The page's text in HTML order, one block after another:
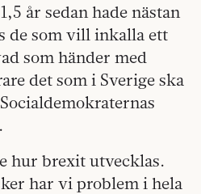
år sedan hade nästan
de som vill inkalla ett
som händer med
det som i Sverige ska
hur brexit utvecklas.
har vi problem i hela